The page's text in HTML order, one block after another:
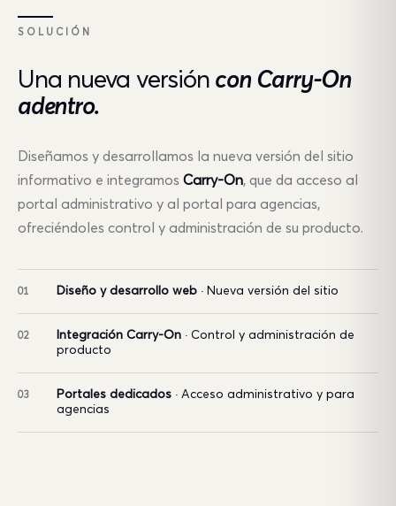
SOLUCIÓN
Una nueva versión con Carry-On
adentro.
Diseñamos y desarrollamos la nueva versión del sitio
informativo e integramos Carry-On, que da acceso al
portal administrativo y al portal para agencias,
ofreciéndoles control y administración de su producto.
01 Diseño y desarrollo web · Nueva versión del sitio
02 Integración Carry-On · Control y administración de
producto
03 Portales dedicados · Acceso administrativo y para
agencias